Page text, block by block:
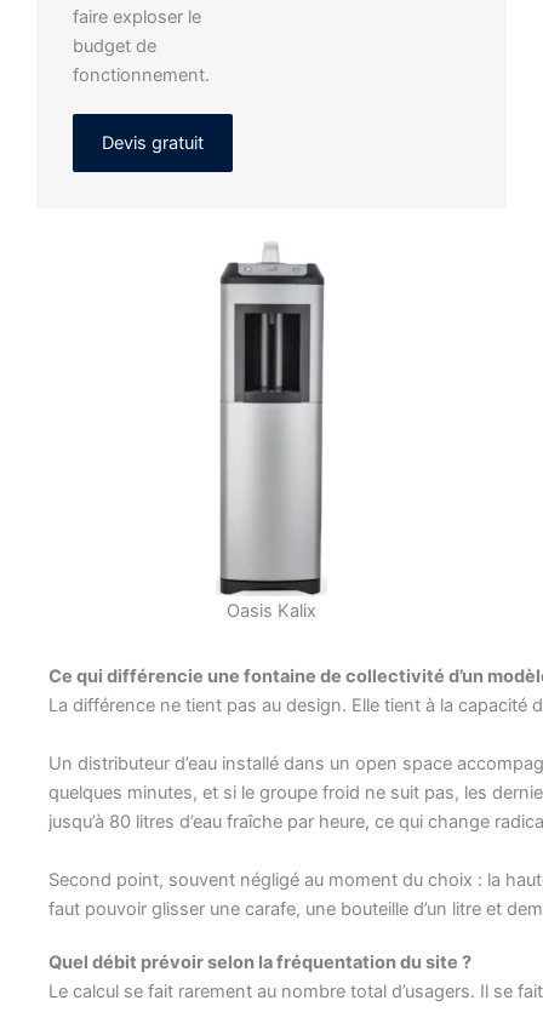
faire exploser le
budget de
fonctionnement.
Devis gratuit
Oasis Kalix
Ce qui différencie une fontaine de collectivité d’un
La différence ne tient pas au design. Elle tient à la capacité
Un distributeur d’eau installé dans un open space
quelques minutes, et si le groupe froid ne suit pas, les
jusqu’à 80 litres d’eau fraîche par heure, ce qui change
Second point, souvent négligé au moment du choix : la
faut pouvoir glisser une carafe, une bouteille d’un litre et
Quel débit prévoir selon la fréquentation du site ?
Le calcul se fait rarement au nombre total d’usagers. Il se